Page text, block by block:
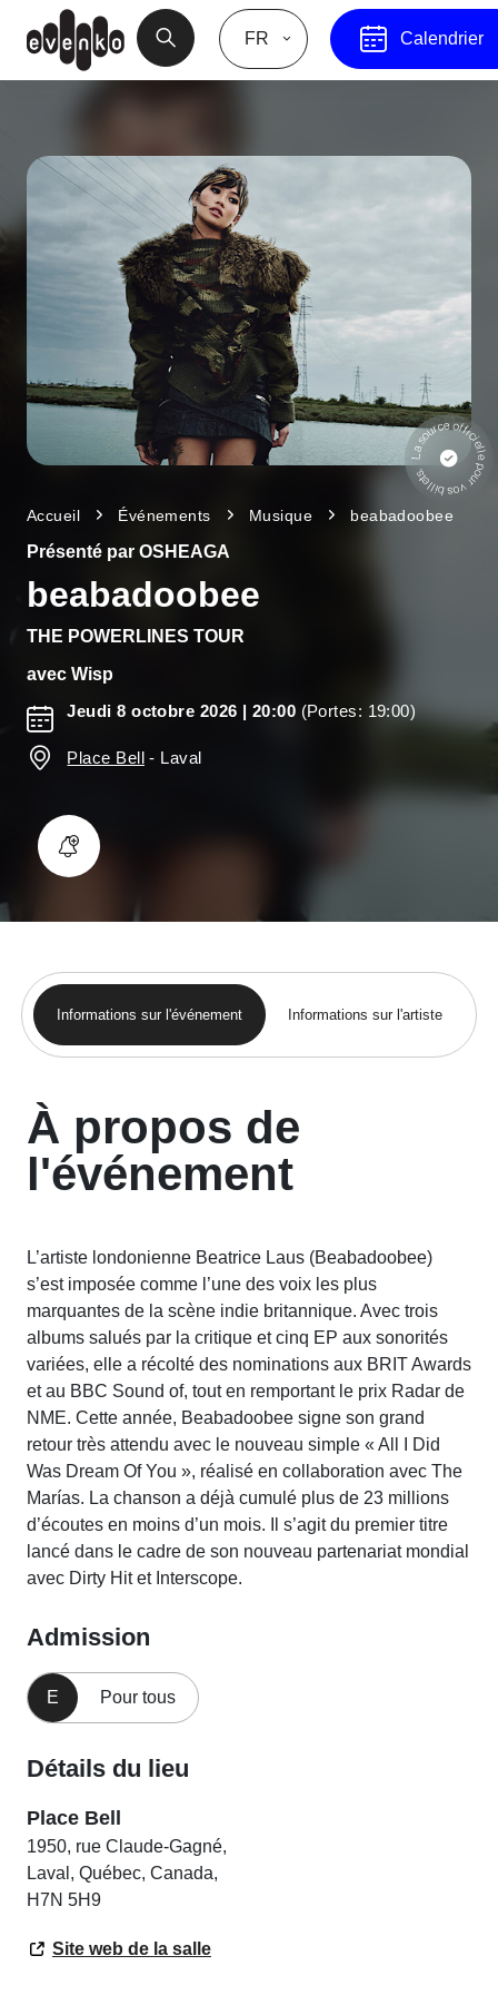
FR Calendrier
Accueil Événements Musique beabadoobee
Présenté par OSHEAGA
beabadoobee
THE POWERLINES TOUR
avec Wisp
Jeudi 8 octobre 2026 | 20:00 (Portes: 19:00)
Place Bell- Laval
Informations sur l'événement Informations sur l'artiste
À propos de
l'événement
L’artiste londonienne Beatrice Laus (Beabadoobee)
s’est imposée comme l’une des voix les plus
marquantes de la scène indie britannique. Avec trois
albums salués par la critique et cinq EP aux sonorités
variées, elle a récolté des nominations aux BRIT Awards
et au BBC Sound of, tout en remportant le prix Radar de
NME. Cette année, Beabadoobee signe son grand
retour très attendu avec le nouveau simple « All I Did
Was Dream Of You », réalisé en collaboration avec The
Marías. La chanson a déjà cumulé plus de 23 millions
d’écoutes en moins d’un mois. Il s’agit du premier titre
lancé dans le cadre de son nouveau partenariat mondial
avec Dirty Hit et Interscope.
Admission
E Pour tous
Détails du lieu
Place Bell
1950, rue Claude-Gagné,
Laval, Québec, Canada,
H7N 5H9
Site web de la salle